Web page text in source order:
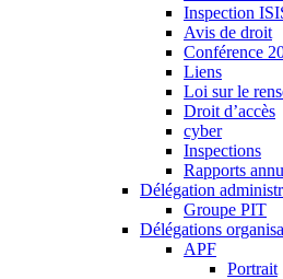
Inspection
Avis de droit
Conférence
Liens
Loi sur le
Droit d’accès
cyber
Inspections
Rapports
Délégation
Groupe PIT
Délégations
APF
Portrait